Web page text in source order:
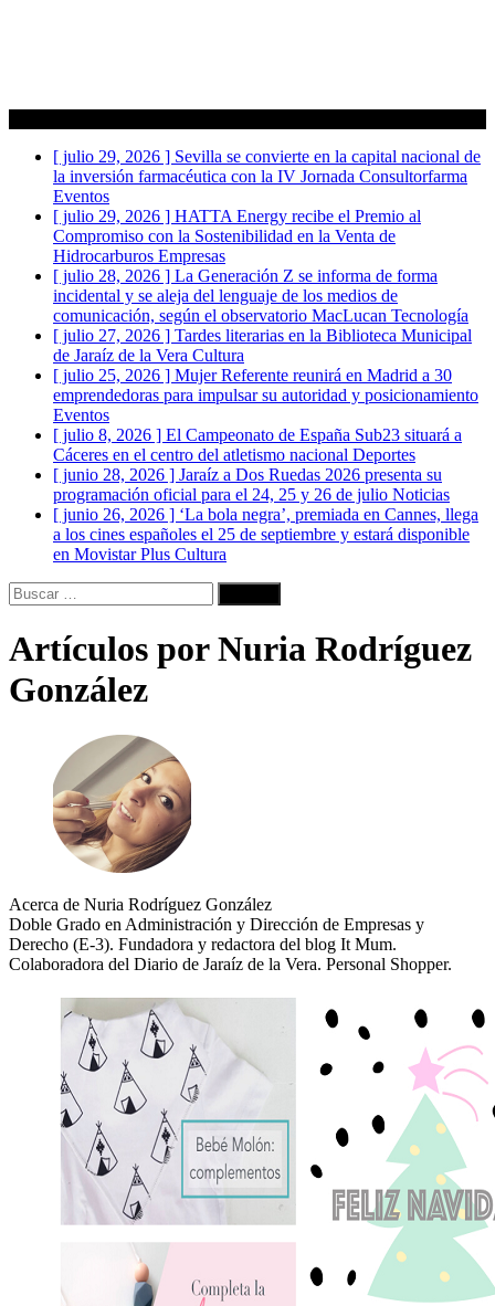
[ julio 29, 2026 ] Sevilla se convierte en la capital nacional de
la inversión farmacéutica con la IV Jornada Consultorfarma
Eventos
[ julio 29, 2026 ] HATTA Energy recibe el Premio al
Compromiso con la Sostenibilidad en la Venta de
Hidrocarburos Empresas
[ julio 28, 2026 ] La Generación Z se informa de forma
incidental y se aleja del lenguaje de los medios de
comunicación, según el observatorio MacLucan Tecnología
[ julio 27, 2026 ] Tardes literarias en la Biblioteca Municipal
de Jaraíz de la Vera Cultura
[ julio 25, 2026 ] Mujer Referente reunirá en Madrid a 30
emprendedoras para impulsar su autoridad y posicionamiento
Eventos
[ julio 8, 2026 ] El Campeonato de España Sub23 situará a
Cáceres en el centro del atletismo nacional Deportes
[ junio 28, 2026 ] Jaraíz a Dos Ruedas 2026 presenta su
programación oficial para el 24, 25 y 26 de julio Noticias
[ junio 26, 2026 ] ‘La bola negra’, premiada en Cannes, llega
a los cines españoles el 25 de septiembre y estará disponible
en Movistar Plus Cultura
Buscar:
Artículos porNuria Rodríguez
González
Acerca de Nuria Rodríguez González
Doble Grado en Administración y Dirección de Empresas y
Derecho (E-3). Fundadora y redactora del blog It Mum.
Colaboradora del Diario de Jaraíz de la Vera. Personal Shopper.